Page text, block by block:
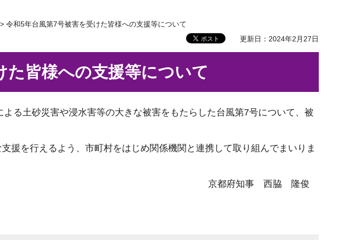
> 令和5年台風第7号被害を受けた皆様への支援等について
更新日：2024年2月27日
た皆様への支援等について
る土砂災害や浸水害等の大きな被害をもたらした台風第7号について、被
援を行えるよう、市町村をはじめ関係機関と連携して取り組んでまいりま
京都府知事 西脇 隆俊